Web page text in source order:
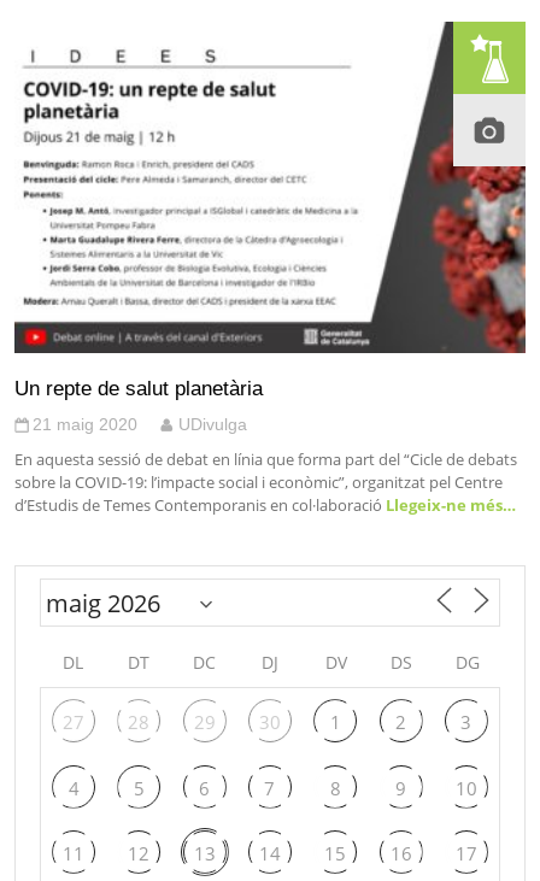
Un repte de salut planetària
21 maig 2020 UDivulga
En aquesta sessió de debat en línia que forma part del “Cicle de debats
sobre la COVID-19: l’impacte social i econòmic”, organitzat pel Centre
d’Estudis de Temes Contemporanis en col·laboració Llegeix-ne més…
DL DT DC DJ DV DS DG
27 28 29 30 1 2 3
4 5 6 7 8 9 10
11 12 13 14 15 16 17